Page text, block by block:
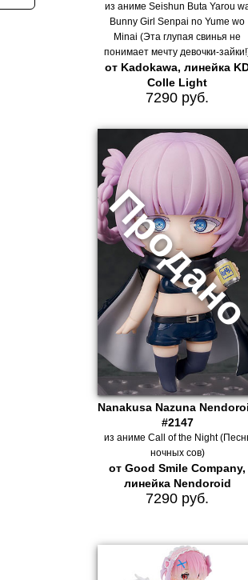
из аниме Seishun Buta Yarou
Bunny Girl Senpai no Yume wo
Minai (Эта глупая свинья не
понимает мечту девочки-
от Kadokawa, линейка
Colle Light
7290 руб.
Nanakusa Nazuna
#2147
из аниме Call of the Night
ночных сов)
от Good Smile Company,
линейка Nendoroid
7290 руб.